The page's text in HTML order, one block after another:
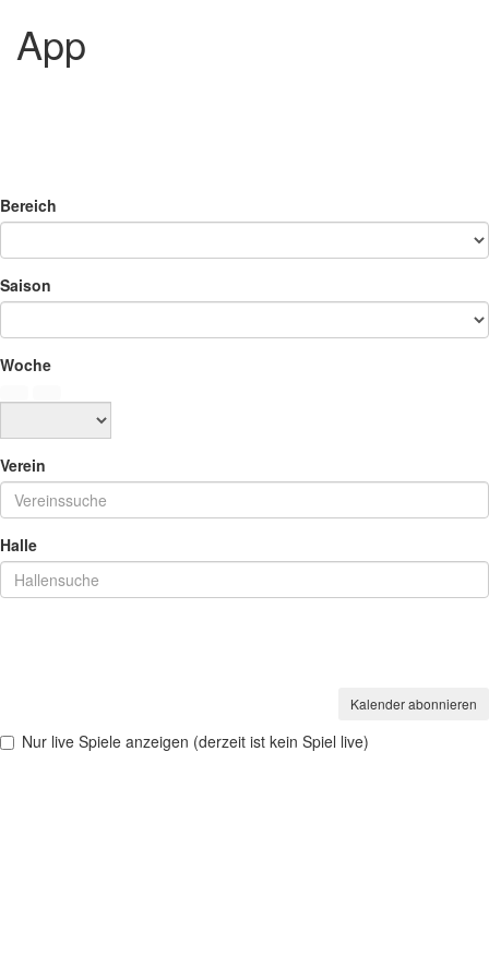
App
Bereich
Saison
Woche
Verein
Halle
Kalender abonnieren
Nur live Spiele anzeigen (derzeit ist kein Spiel live)